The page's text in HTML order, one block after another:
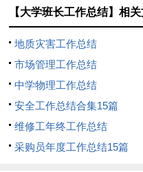
【大学班长工作总结】相关
地质灾害工作总结
市场管理工作总结
中学物理工作总结
安全工作总结合集15篇
维修工年终工作总结
采购员年度工作总结15篇